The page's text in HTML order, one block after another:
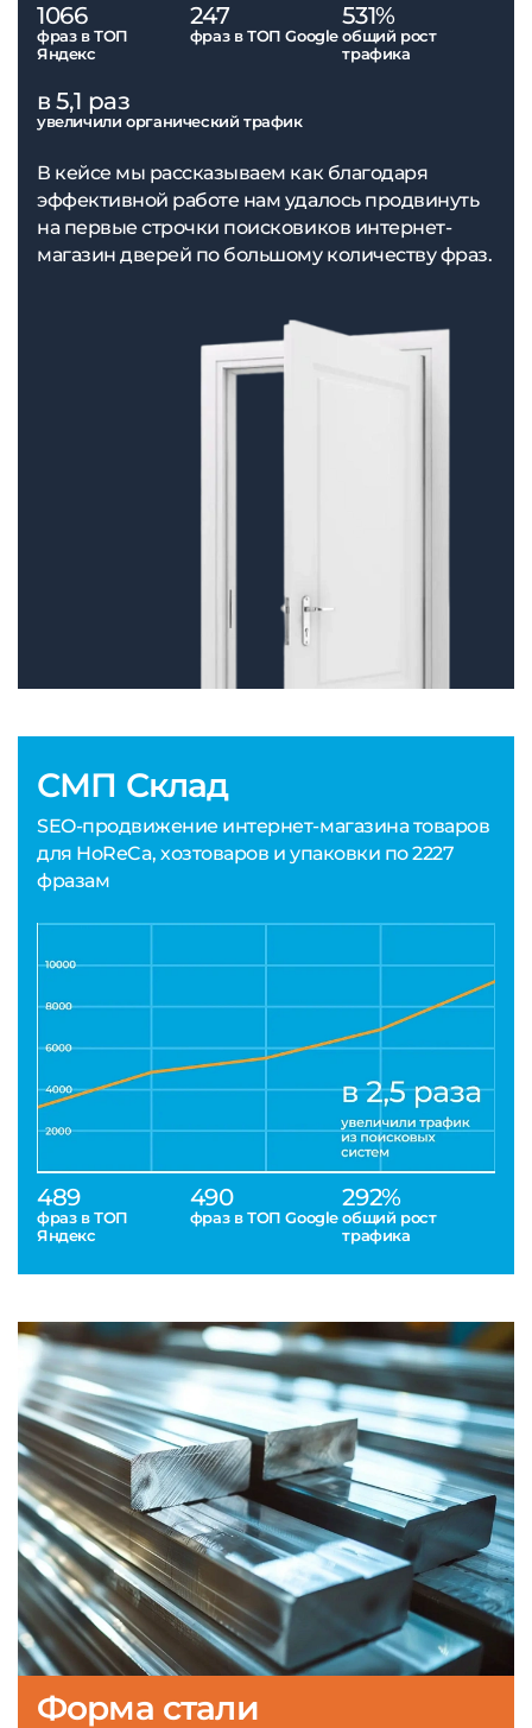
СМП Склад
SEO-продвижение интернет-магазина товаров
для HoReCa, хозтоваров и упаковки по 2227
фразам
489
фраз в ТОП
Яндекс
490
фраз в ТОП Google
292%
общий рост
трафика
1066
фраз в ТОП
Яндекс
247
фраз в ТОП Google
531%
общий рост
трафика
в 5,1 раз
увеличили органический трафик
В кейсе мы рассказываем как благодаря
эффективной работе нам удалось продвинуть
на первые строчки поисковиков интернет-
магазин дверей по большому количеству фраз.
Форма стали